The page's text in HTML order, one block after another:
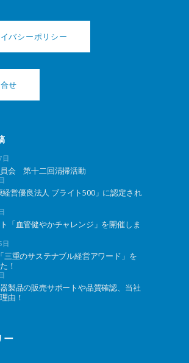
バシーポリシー
せ
日
会 第十二回清掃活動
経営優良法人 ブライト500」に認定され
「血管健やかチャレンジ」を開催しま
日
三重のサステナブル経営アワード」を
！
製品の販売サポートや品質確認、当社
由！
ー